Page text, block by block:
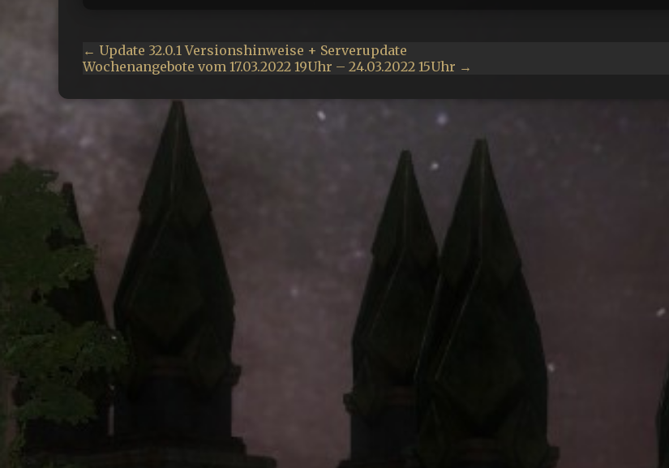
← Update 32.0.1 Versionshinweise + Serverupdate
Wochenangebote vom 17.03.2022 19Uhr – 24.03.2022 15Uhr →